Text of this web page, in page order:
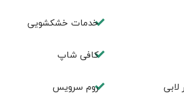
خدمات خشکشویی
كافی شاپ
لابی روم سرويس